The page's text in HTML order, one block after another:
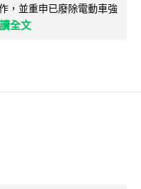
，並重申已廢除電動車強
全文